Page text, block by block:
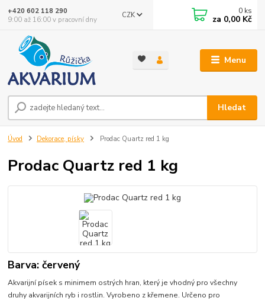
Menu
CZK
Hledat
+420 602 118 290
9:00 až 16:00 v pracovní dny
0 ks
za 0,00 Kč
Úvod Dekorace, písky Prodac Quartz red 1 kg
Prodac Quartz red 1 kg
Barva: červený
Akvarijní písek s minimem ostrých hran, který je vhodný pro všechny
druhy akvarijních ryb i rostlin. Vyrobeno z křemene. Určeno pro